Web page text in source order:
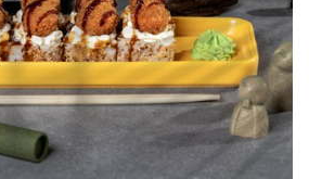
ნიგირები მაკები
სუპები და
სალათები
სასმელები